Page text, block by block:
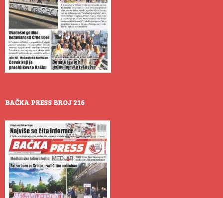
BAČKA PRESS BROJ 216